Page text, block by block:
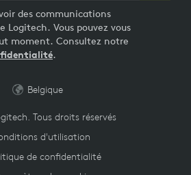
des communications
Logitech. Vous pouvez vous
moment. Consultez notre
.
Tous droits réservés
d'utilisation
de confidentialité
Belgique